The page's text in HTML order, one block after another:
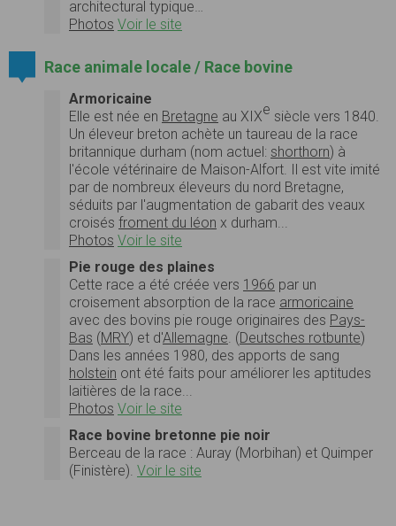
architectural typique…
Photos Voir le site
Race animale locale / Race bovine
Armoricaine
Elle est née en Bretagne au XIXe siècle vers 1840.
Un éleveur breton achète un taureau de la race
britannique durham (nom actuel: shorthorn) à
l'école vétérinaire de Maison-Alfort. Il est vite imité
par de nombreux éleveurs du nord Bretagne,
séduits par l'augmentation de gabarit des veaux
croisés froment du léon x durham...
Photos Voir le site
Pie rouge des plaines
Cette race a été créée vers 1966 par un
croisement absorption de la race armoricaine
avec des bovins pie rouge originaires des Pays-
Bas (MRY) et d'Allemagne. (Deutsches rotbunte)
Dans les années 1980, des apports de sang
holstein ont été faits pour améliorer les aptitudes
laitières de la race...
Photos Voir le site
Race bovine bretonne pie noir
Berceau de la race : Auray (Morbihan) et Quimper
(Finistère). Voir le site